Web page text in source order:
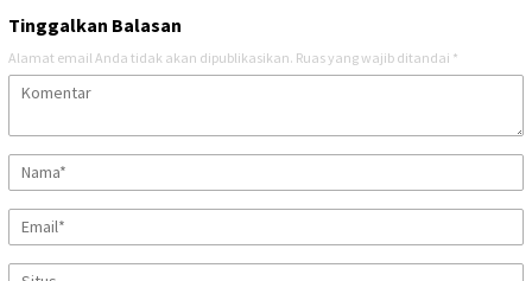
Tinggalkan Balasan
Alamat email Anda tidak akan dipublikasikan. Ruas yang wajib ditandai *